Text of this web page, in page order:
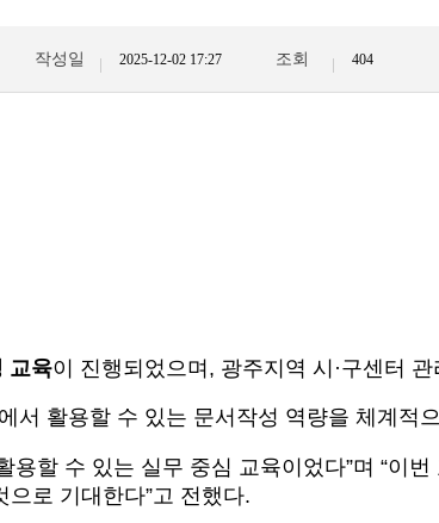
작성일 2025-12-02 17:27 조회 404
교육이 진행되었으며, 광주지역 시·구센터
활용할 수 있는 문서작성 역량을 체계적
할 수 있는 실무 중심 교육이었다”며 “이
로 기대한다”고 전했다.